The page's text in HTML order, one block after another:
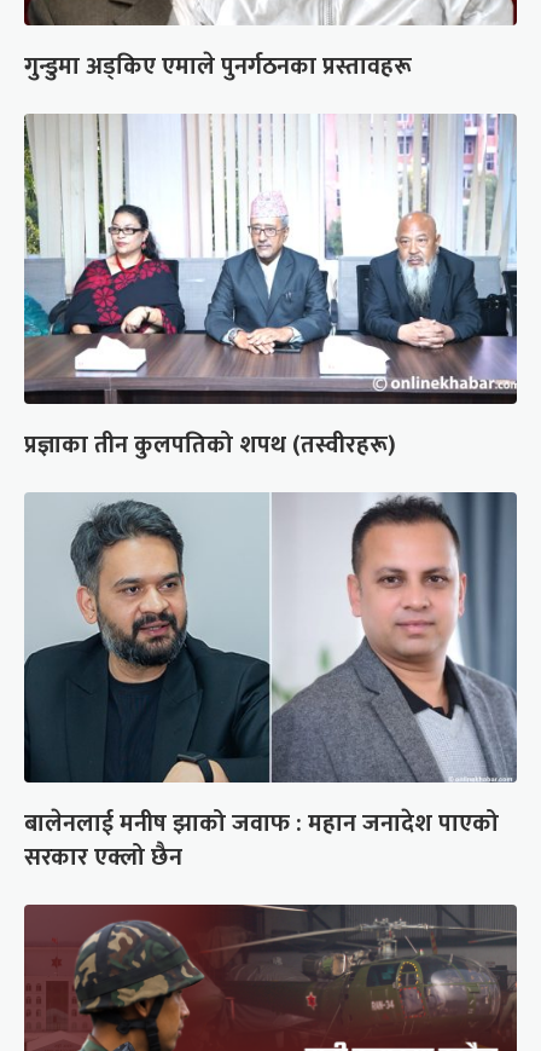
गुन्डुमा अड्किए एमाले पुनर्गठनका प्रस्तावहरू
प्रज्ञाका तीन कुलपतिको शपथ (तस्वीरहरू)
बालेनलाई मनीष झाको जवाफ : महान जनादेश पाएको
सरकार एक्लो छैन